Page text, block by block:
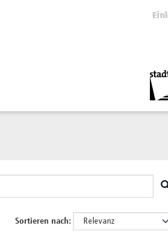
Sortieren nach